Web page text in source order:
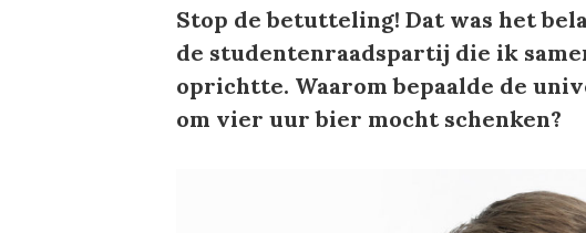
Stop de betutteling! Dat was het
de studentenraadspartij die ik
oprichtte. Waarom bepaalde de
om vier uur bier mocht schenken?